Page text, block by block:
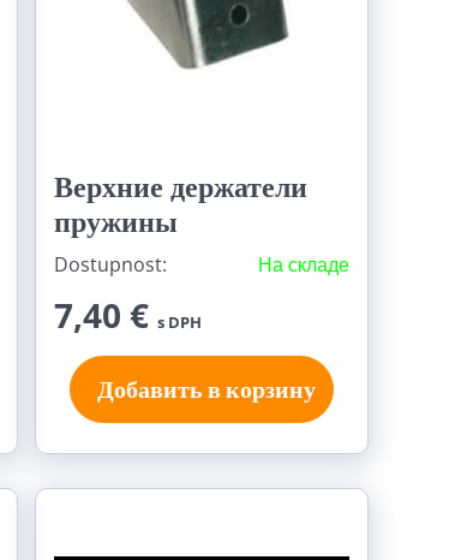
Верхние держатели
пружины
Dostupnost: На складе
7,40 € s DPH
Добавить в корзину